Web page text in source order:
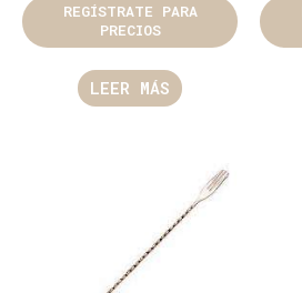
REGÍSTRATE PARA
PRECIOS
LEER MÁS